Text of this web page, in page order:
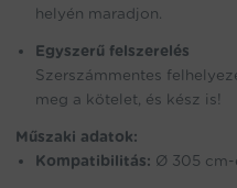
helyén maradjon.
Egyszerű felszerelés
Szerszámmentes
meg a kötelet, és kész is!
Műszaki adatok:
Kompatibilitás: Ø 305 cm-